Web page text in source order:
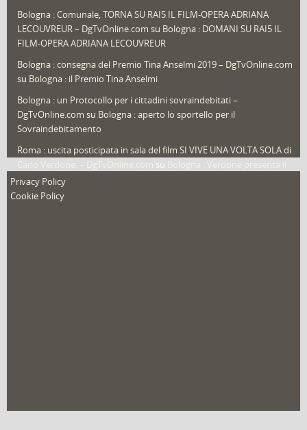
Sport
That's Bologna Magazine(25)
Video (archivio) (263)
Bologna : Comunale, TORNA SU RAI5 IL FILM-OPERA ADRIANA
LECOUVREUR – DgTvOnline.com su Bologna : DOMANI SU RAI5 IL
FILM-OPERA ADRIANA LECOUVREUR
Bologna : consegna del Premio Tina Anselmi 2019 – DgTvOnline.com
su Bologna : il Premio Tina Anselmi
Bologna : un Protocollo per i cittadini sovraindebitati –
DgTvOnline.com su Bologna : aperto lo sportello per il
Sovraindebitamento
Roma : uscita posticipata in sala del film SI VIVE UNA VOLTA SOLA di
su
nuovo film
Privacy Policy
Cookie Policy